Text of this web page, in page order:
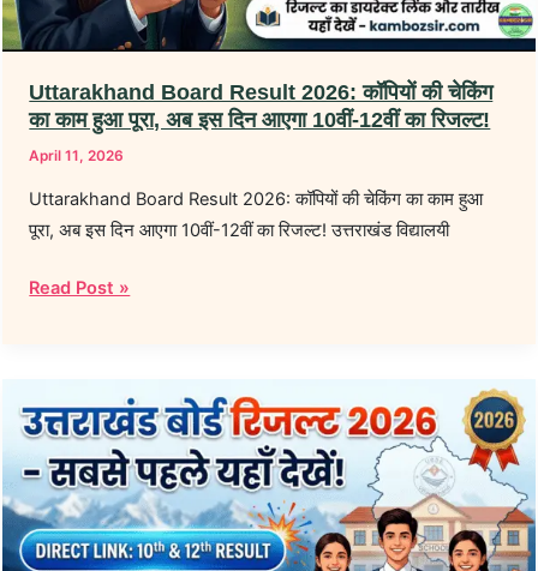
Uttarakhand Board Result 2026: कॉपियों की चेकिंग
का काम हुआ पूरा, अब इस दिन आएगा 10वीं-12वीं का रिजल्ट!
April 11, 2026
Uttarakhand Board Result 2026: कॉपियों की चेकिंग का काम हुआ
पूरा, अब इस दिन आएगा 10वीं-12वीं का रिजल्ट! उत्तराखंड विद्यालयी
Read Post »